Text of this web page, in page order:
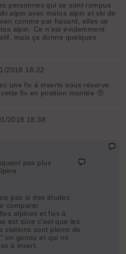
personnes qui se sont rompus
alpin avec matos alpin et ski de
comme par hasard, elles se
alpin. Ce n'est évidemment
mais ça donne quelques
2018 18:22
une fix à inserts sous réserve
fix en position montée 🤨
2018 18:38
pas plus
pas si des études
comparer
alpines et fixs à
est sûre c'est que les
stations sont pleins de
un genou et qui ne
à insert.